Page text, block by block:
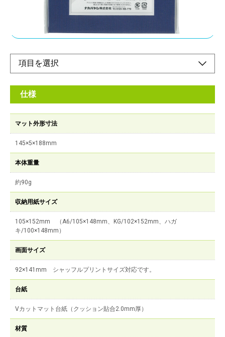
オンラインショップ
仕様
マット外形寸法
145×5×188mm
本体重量
約90g
収納用紙サイズ
105×152mm （A6/105×148mm、KG/102×152mm、ハガ
キ/100×148mm）
画面サイズ
92×141mm シャッフルプリントサイズ対応です。
台紙
Vカットマット台紙（クッション貼合2.0mm厚）
材質